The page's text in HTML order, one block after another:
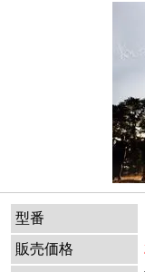
型番
販売価格